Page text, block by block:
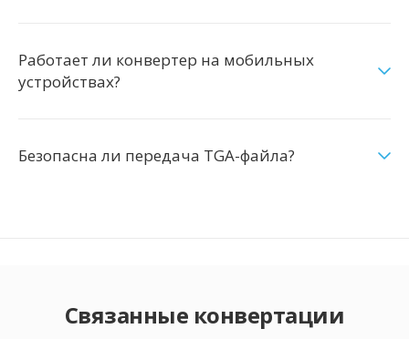
Работает ли конвертер на мобильных
устройствах?
Безопасна ли передача TGA-файла?
Связанные конвертации